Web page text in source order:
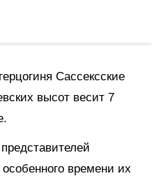
Сассексские
высот весит 7
времени их